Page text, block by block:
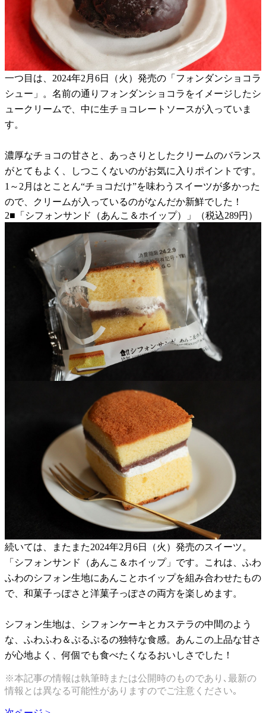
一つ目は、2024年2月6日（火）発売の「フォンダンショコラ
シュー」。名前の通りフォンダンショコラをイメージしたシ
ュークリームで、中に生チョコレートソースが入っていま
す。
濃厚なチョコの甘さと、あっさりとしたクリームのバランス
がとてもよく、しつこくないのがお気に入りポイントです。
1～2月はとことん“チョコだけ”を味わうスイーツが多かった
ので、クリームが入っているのがなんだか新鮮でした！
2■「シフォンサンド（あんこ＆ホイップ）」（税込289円）
続いては、またまた2024年2月6日（火）発売のスイーツ。
「シフォンサンド（あんこ＆ホイップ」です。これは、ふわ
ふわのシフォン生地にあんことホイップを組み合わせたもの
で、和菓子っぽさと洋菓子っぽさの両方を楽しめます。
シフォン生地は、シフォンケーキとカステラの中間のよう
な、ふわふわ＆ぷるぷるの独特な食感。あんこの上品な甘さ
が心地よく、何個でも食べたくなるおいしさでした！
※本記事の情報は執筆時または公開時のものであり､最新の
情報とは異なる可能性がありますのでご注意ください｡